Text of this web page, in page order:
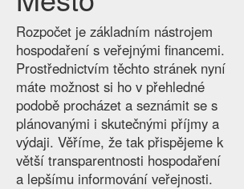
Rozpočet je základním nástrojem
hospodaření s veřejnými financemi.
Prostřednictvím těchto stránek nyní
máte možnost si ho v přehledné
podobě procházet a seznámit se s
plánovanými i skutečnými příjmy a
výdaji. Věříme, že tak přispějeme k
větší transparentnosti hospodaření
a lepšímu informování veřejnosti.